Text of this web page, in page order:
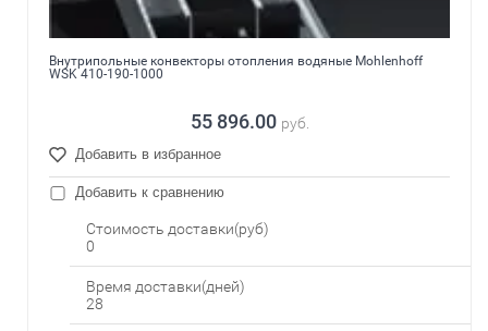
Внутрипольные конвекторы отопления водяные Mohlenhoff
WSK 410-190-1000
55 896.00 руб.
Добавить в избранное
Добавить к сравнению
Стоимость доставки(руб)
0
Время доставки(дней)
28